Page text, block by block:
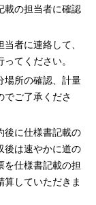
載の担当者に確認
者に連絡して、
てください。
場所の確認、計量
でご了承くださ
後に仕様書記載の
後は速やかに道の
を仕様書記載の担
算していただきま